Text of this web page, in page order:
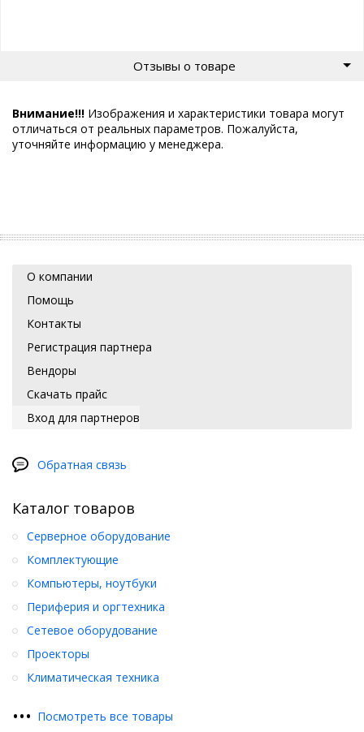
Отзывы о товаре
Внимание!!! Изображения и характеристики товара могут
отличаться от реальных параметров. Пожалуйста,
уточняйте информацию у менеджера.
О компании
Помощь
Контакты
Регистрация партнера
Вендоры
Скачать прайс
Вход для партнеров
Обратная связь
Каталог товаров
Серверное оборудование
Комплектующие
Компьютеры, ноутбуки
Периферия и оргтехника
Сетевое оборудование
Проекторы
Климатическая техника
••• Посмотреть все товары